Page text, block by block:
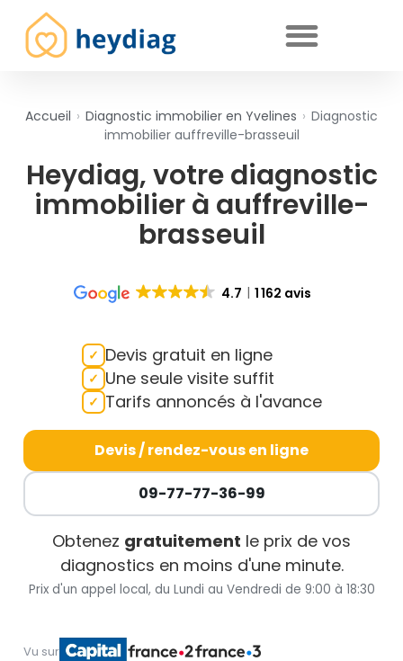
Accueil › Diagnostic immobilier en Yvelines › Diagnostic
immobilier auffreville-brasseuil
Heydiag, votre diagnostic
immobilier à auffreville-
brasseuil
4.7 1 162 avis
Devis gratuit en ligne
Une seule visite suffit
Tarifs annoncés à l'avance
Devis / rendez-vous en ligne
09-77-77-36-99
Obtenez gratuitement le prix de vos
diagnostics en moins d'une minute.
Prix d'un appel local, du Lundi au Vendredi de 9:00 à 18:30
Vu sur